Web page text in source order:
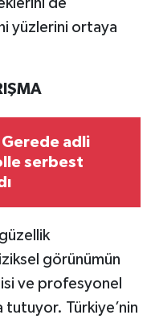
de
yüzlerini ortaya
Gerede adli
serbest
görünümün
ve profesyonel
Türkiye’nin